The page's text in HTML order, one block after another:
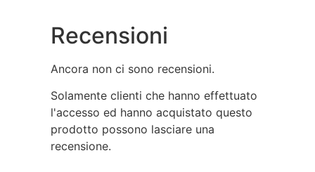
Recensioni
Ancora non ci sono recensioni.
Solamente clienti che hanno effettuato
l'accesso ed hanno acquistato questo
prodotto possono lasciare una
recensione.